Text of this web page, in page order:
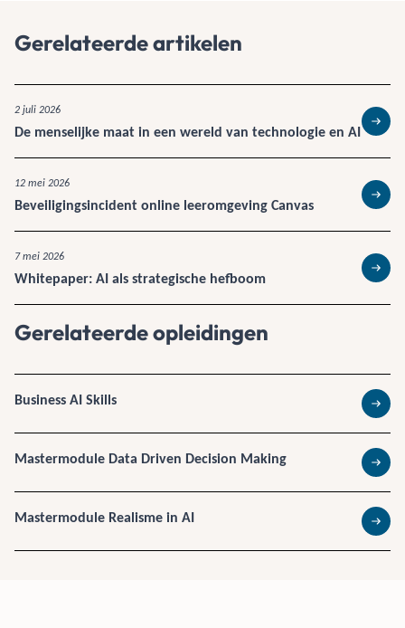
Gerelateerde artikelen
2 juli 2026
De menselijke maat in een wereld van technologie en AI Lees
12 mei 2026
Beveiligingsincident online leeromgeving Canvas Lees
7 mei 2026
Whitepaper: AI als strategische hefboom Lees
Gerelateerde opleidingen
Business AI Skills
Lees
Mastermodule Data Driven Decision Making
Lees
Mastermodule Realisme in AI
Lees